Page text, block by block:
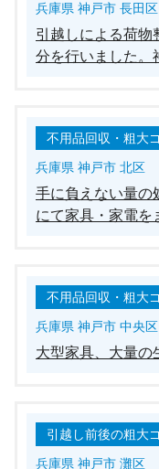
兵庫県 神戸市 長田区
引越しによる荷物
分を行いました。
不用品回収・粗大
兵庫県 神戸市 北区
手に負えない量の
にて家具・家電を
不用品回収・粗大
兵庫県 神戸市 中央区
大型家具、大量の
引越し前後の粗大
兵庫県 神戸市 灘区